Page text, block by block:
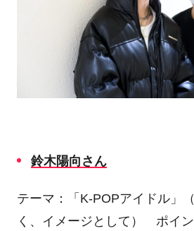
鈴木陽向さん
テーマ：「 K-POPアイドル」
く、イメージとして） ポイ